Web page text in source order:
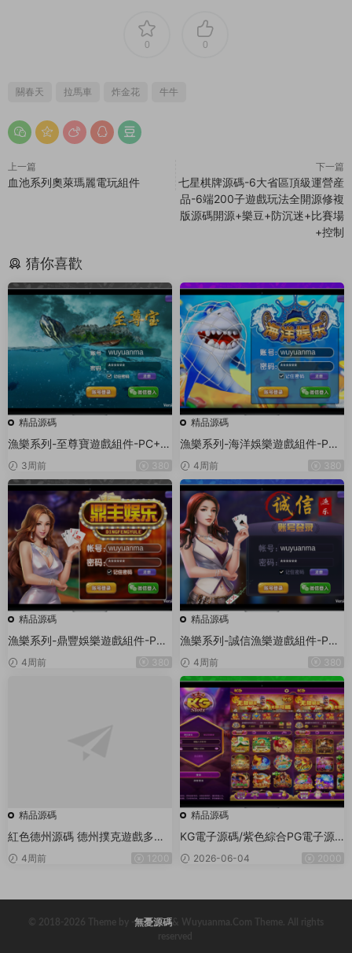
0 0
關春天 拉馬車 炸金花 牛牛
上一篇
血池系列奧萊瑪麗電玩組件
下一篇
七星棋牌源碼-6大省區頂級運營産
品-6端200子遊戲玩法全開源修複
版源碼開源+樂豆+防沉迷+比賽場
+控制
猜你喜歡
精品源碼
漁樂系列-至尊寶遊戲組件-PC+安
卓+蘋果3端
3周前 380
精品源碼
漁樂系列-海洋娛樂遊戲組件-PC
+安卓+蘋果3端
4周前 380
精品源碼
漁樂系列-鼎豐娛樂遊戲組件-PC
+安卓+蘋果3端
4周前 380
精品源碼
漁樂系列-誠信漁樂遊戲組件-PC
+安卓+蘋果3端
4周前 380
精品源碼
紅色德州源碼 德州撲克遊戲多語
言版/Unity+JAVA版APP雙端源
碼/中英繁三語言+帶控+帶彩池持
4周前 1200
精品源碼
KG電子源碼/紫色綜合PG電子源
碼/老虎機源碼/電玩城源碼/PG遊
戲系統源碼/棋牌捕魚無需接口無
2026-06-04 2000
© 2018-2026 Theme by -無憂源碼& Wuyuanma.Com Theme. All rights
reserved